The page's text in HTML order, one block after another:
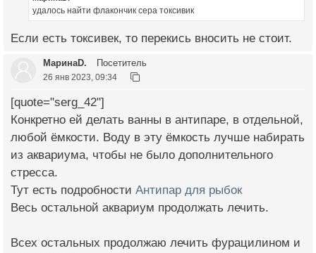
удалось найти флакончик сера токсивик
Если есть токсивек, то перекись вносить не стоит.
МаринаD. Посетитель
26 янв 2023, 09:34
[quote="serg_42"]
Конкретно ей делать ванны в антипаре, в отдельной,
любой ёмкости. Воду в эту ёмкость лучше набирать
из аквариума, чтобы не было дополнительного
стресса.
Тут есть подробности Антипар для рыбок
Весь остальной аквариум продолжать лечить.
Всех остальных продолжаю лечить фурацилином и